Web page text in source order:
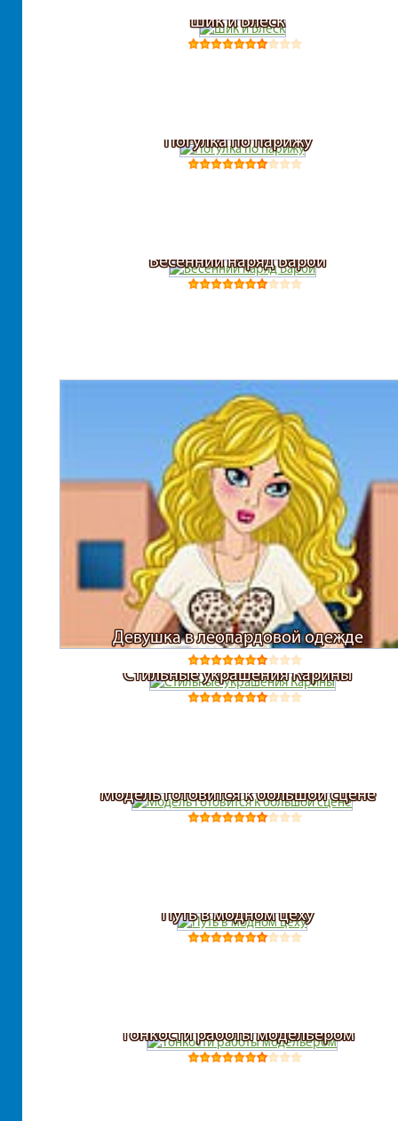
Шик и Блеск
Погулка по парижу
Весенний наряд Барби
Девушка в леопардовой одежде
Стильные украшения Карины
Модель готовится к большой сцене
Путь в модном цеху
Тонкости работы модельером